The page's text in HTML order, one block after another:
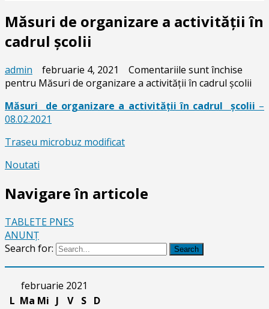
Măsuri de organizare a activităţii în
cadrul școlii
admin februarie 4, 2021
Comentariile sunt închise
pentru Măsuri de organizare a activităţii în cadrul școlii
Măsuri de organizare a activităţii în cadrul școlii –
08.02.2021
Traseu microbuz modificat
Noutati
Navigare în articole
TABLETE PNES
ANUNŢ
Search for:
Search
februarie 2021
L Ma Mi J V S
D